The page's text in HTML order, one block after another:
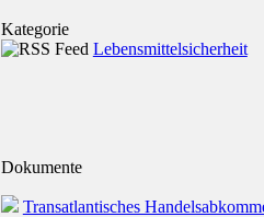
Kategorie
Lebensmittelsicherheit
Dokumente
Transatlantisches